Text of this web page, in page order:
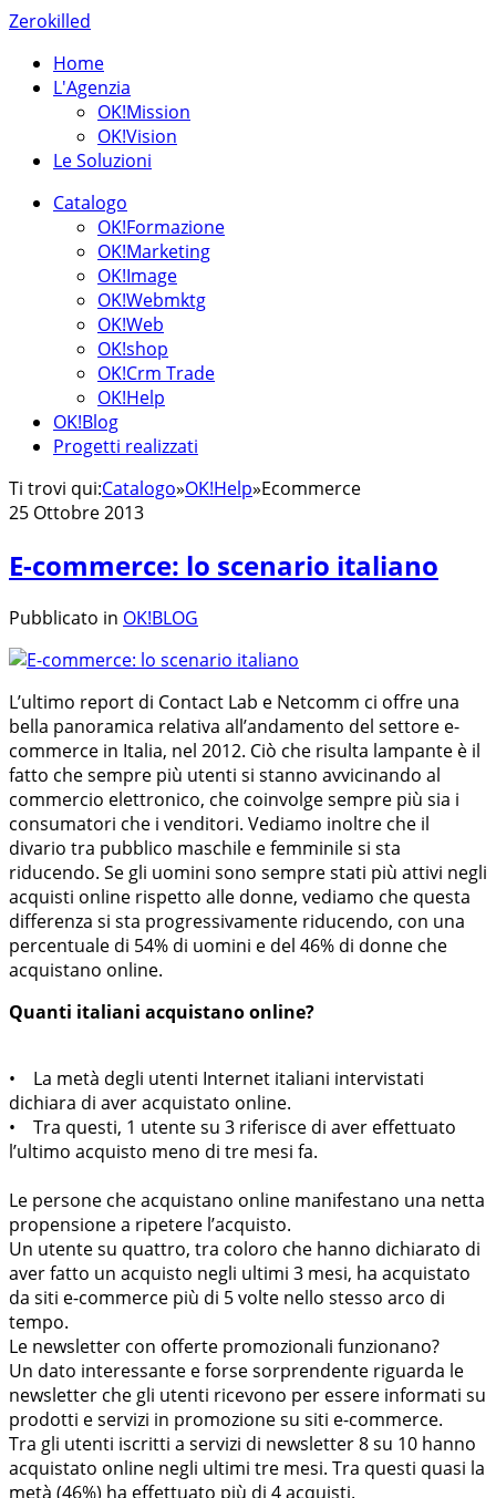
Zerokilled
Home
L'Agenzia
OK!Mission
OK!Vision
Le Soluzioni
Catalogo
OK!Formazione
OK!Marketing
OK!Image
OK!Webmktg
OK!Web
OK!shop
OK!Crm Trade
OK!Help
OK!Blog
Progetti realizzati
Ti trovi qui:Catalogo»OK!Help»Ecommerce
25 Ottobre 2013
E-commerce: lo scenario italiano
Pubblicato in OK!BLOG
L’ultimo report di Contact Lab e Netcomm ci offre una
bella panoramica relativa all’andamento del settore e-
commerce in Italia, nel 2012. Ciò che risulta lampante è il
fatto che sempre più utenti si stanno avvicinando al
commercio elettronico, che coinvolge sempre più sia i
consumatori che i venditori. Vediamo inoltre che il
divario tra pubblico maschile e femminile si sta
riducendo. Se gli uomini sono sempre stati più attivi negli
acquisti online rispetto alle donne, vediamo che questa
differenza si sta progressivamente riducendo, con una
percentuale di 54% di uomini e del 46% di donne che
acquistano online.
Quanti italiani acquistano online?
• La metà degli utenti Internet italiani intervistati
dichiara di aver acquistato online.
• Tra questi, 1 utente su 3 riferisce di aver effettuato
l’ultimo acquisto meno di tre mesi fa.
Le persone che acquistano online manifestano una netta
propensione a ripetere l’acquisto.
Un utente su quattro, tra coloro che hanno dichiarato di
aver fatto un acquisto negli ultimi 3 mesi, ha acquistato
da siti e-commerce più di 5 volte nello stesso arco di
tempo.
Le newsletter con offerte promozionali funzionano?
Un dato interessante e forse sorprendente riguarda le
newsletter che gli utenti ricevono per essere informati su
prodotti e servizi in promozione su siti e-commerce.
Tra gli utenti iscritti a servizi di newsletter 8 su 10 hanno
acquistato online negli ultimi tre mesi. Tra questi quasi la
metà (46%) ha effettuato più di 4 acquisti.